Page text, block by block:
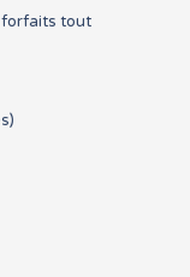
forfaits tout